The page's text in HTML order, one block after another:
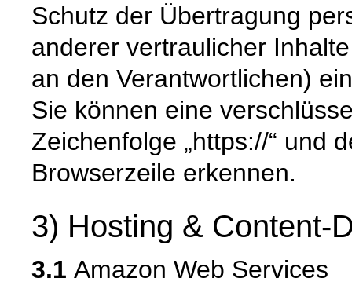
Schutz der Übertragung
anderer vertraulicher
an den Verantwortlichen)
Sie können eine
Zeichenfolge „https://“ und
Browserzeile erkennen.
3) Hosting & Content-
3.1 Amazon Web Services